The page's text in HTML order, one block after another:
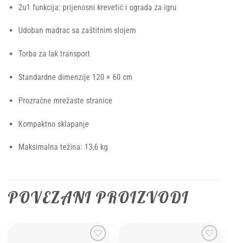
2u1 funkcija: prijenosni krevetić i ograda za igru
Udoban madrac sa zaštitnim slojem
Torba za lak transport
Standardne dimenzije 120 × 60 cm
Prozračne mrežaste stranice
Kompaktno sklapanje
Maksimalna težina: 13,6 kg
POVEZANI PROIZVODI